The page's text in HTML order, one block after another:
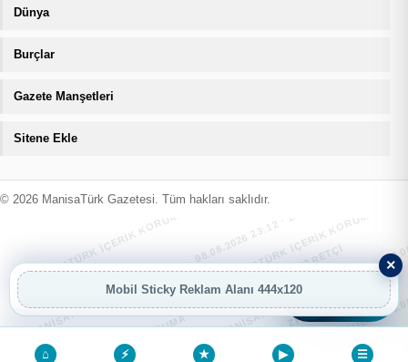
Dünya
Burçlar
Gazete Manşetleri
Sitene Ekle
© 2026 ManisaTürk Gazetesi. Tüm hakları saklıdır.
×
Mobil Sticky Reklam Alanı 444x120
⌂ ⚡ ★ ▶ ☰
MANİSATÜRK İÇERİK KORUMA · 08.08.2026 23:12 · ZIYARETÇI
MANİSATÜRK İÇERİK KORUMA
MANİSATÜRK İÇERİK KORUMA · 08.08.2026 23:12 · ZIYARETÇI
MANİSATÜRK İÇERİK KORUMA
MANİSATÜRK İÇERİK KORUMA · 08.08.2026 23:12 · ZIYARETÇI
MANİSATÜRK İÇERİK KORUMA